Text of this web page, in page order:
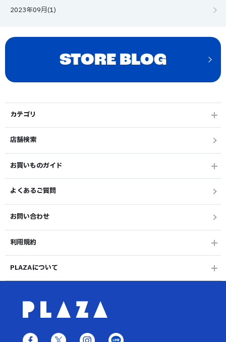
2023年09月(1)
STORE BLOG
カテゴリ
店舗検索
お買いものガイド
よくあるご質問
お問い合わせ
利用規約
PLAZAについて